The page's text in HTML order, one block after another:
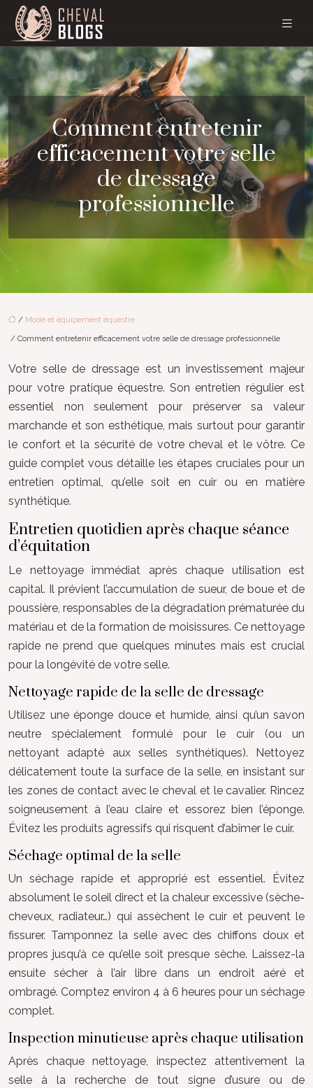
Comment entretenir
efficacement votre selle
de dressage
professionnelle
/ Mode et équipement équestre
/ Comment entretenir efficacement votre selle de dressage professionnelle
Votre selle de dressage est un investissement majeur
pour votre pratique équestre. Son entretien régulier est
essentiel non seulement pour préserver sa valeur
marchande et son esthétique, mais surtout pour garantir
le confort et la sécurité de votre cheval et le vôtre. Ce
guide complet vous détaille les étapes cruciales pour un
entretien optimal, qu’elle soit en cuir ou en matière
synthétique.
Entretien quotidien après chaque séance
d’équitation
Le nettoyage immédiat après chaque utilisation est
capital. Il prévient l’accumulation de sueur, de boue et de
poussière, responsables de la dégradation prématurée du
matériau et de la formation de moisissures. Ce nettoyage
rapide ne prend que quelques minutes mais est crucial
pour la longévité de votre selle.
Nettoyage rapide de la selle de dressage
Utilisez une éponge douce et humide, ainsi qu’un savon
neutre spécialement formulé pour le cuir (ou un
nettoyant adapté aux selles synthétiques). Nettoyez
délicatement toute la surface de la selle, en insistant sur
les zones de contact avec le cheval et le cavalier. Rincez
soigneusement à l’eau claire et essorez bien l’éponge.
Évitez les produits agressifs qui risquent d’abîmer le cuir.
Séchage optimal de la selle
Un séchage rapide et approprié est essentiel. Évitez
absolument le soleil direct et la chaleur excessive (sèche-
cheveux, radiateur…) qui assèchent le cuir et peuvent le
fissurer. Tamponnez la selle avec des chiffons doux et
propres jusqu’à ce qu’elle soit presque sèche. Laissez-la
ensuite sécher à l’air libre dans un endroit aéré et
ombragé. Comptez environ 4 à 6 heures pour un séchage
complet.
Inspection minutieuse après chaque utilisation
Après chaque nettoyage, inspectez attentivement la
selle à la recherche de tout signe d’usure ou de